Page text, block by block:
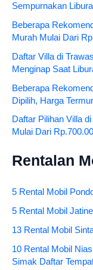
Sempurnakan
Beberapa
Murah Mulai Dari
Daftar Villa di
Menginap Saat
Beberapa
Dipilih, Harga
Daftar Pilihan Villa
Mulai Dari
Rentalan
5 Rental Mobil
5 Rental Mobil
13 Rental Mobil
10 Rental Mobil
Simak Daftar